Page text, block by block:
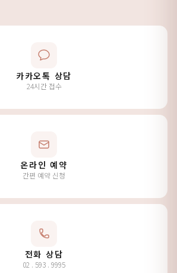
카카오톡 상담
24시간 접수
온라인 예약
간편 예약 신청
전화 상담
02 . 593 . 9995